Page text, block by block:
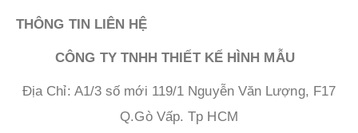
THÔNG TIN LIÊN HỆ
CÔNG TY TNHH THIẾT KẾ HÌNH MẪU
Địa Chỉ: A1/3 số mới 119/1 Nguyễn Văn Lượng, F17
Q.Gò Vấp. Tp HCM